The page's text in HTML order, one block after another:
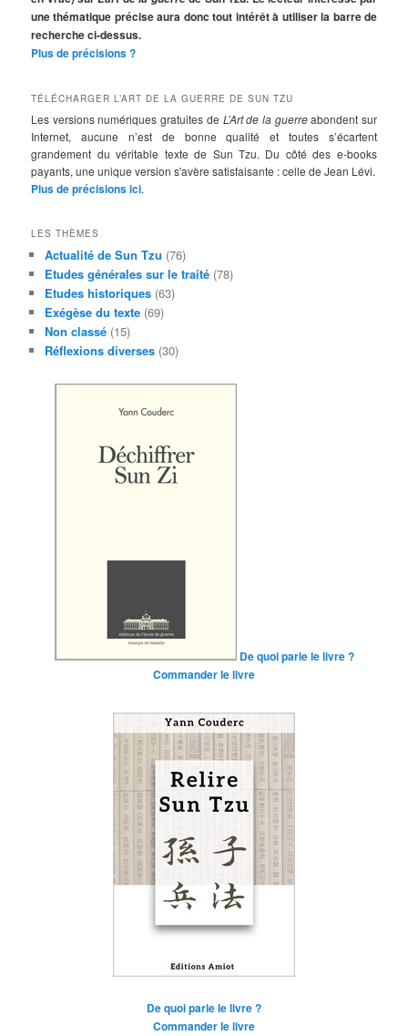
r
c
h
une thématique précise aura donc tout intérêt à utiliser la barre de
recherche ci-dessus.
Plus de précisions ?
TÉLÉCHARGER L’ART DE LA GUERRE DE SUN TZU
Les versions numériques gratuites de L’Art de la guerreabondent sur
Internet, aucune n’est de bonne qualité et toutes s’écartent
grandement du véritable texte de Sun Tzu. Du côté des e-books
payants, une unique version s'avère satisfaisante : celle de Jean Lévi.
Plus de précisions ici.
LES THÈMES
Actualité de Sun Tzu (76)
Etudes générales sur le traité (78)
Etudes historiques (63)
Exégèse du texte (69)
Non classé (15)
Réflexions diverses (30)
De quoi parle le livre ?
Commander le livre
De quoi parle le livre ?
Commander le livre